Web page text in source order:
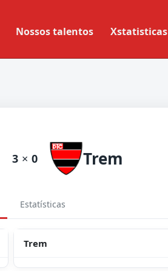
Nossos talentos Xstatisticas
3 × 0 Trem
Estatísticas
Trem